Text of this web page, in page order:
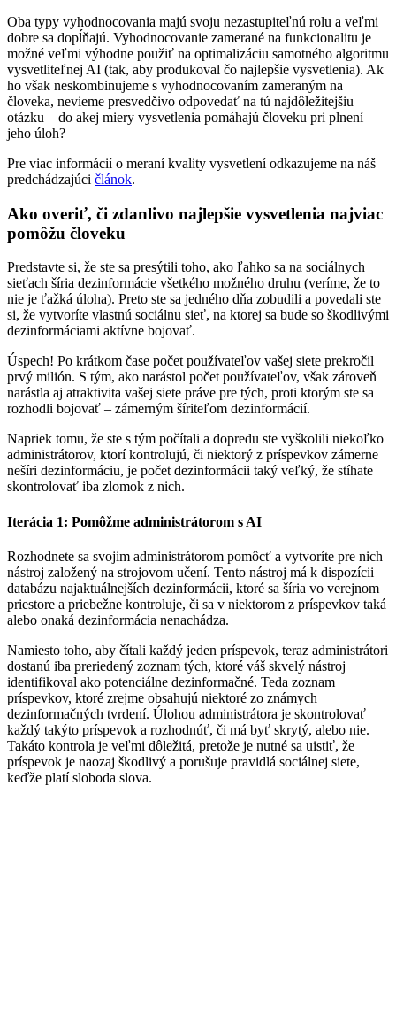
Oba typy vyhodnocovania majú svoju nezastupiteľnú rolu a veľmi
dobre sa dopĺňajú. Vyhodnocovanie zamerané na funkcionalitu je
možné veľmi výhodne použiť na optimalizáciu samotného algoritmu
vysvetliteľnej AI (tak, aby produkoval čo najlepšie vysvetlenia). Ak
ho však neskombinujeme s vyhodnocovaním zameraným na
človeka, nevieme presvedčivo odpovedať na tú najdôležitejšiu
otázku – do akej miery vysvetlenia pomáhajú človeku pri plnení
jeho úloh?
Pre viac informácií o meraní kvality vysvetlení odkazujeme na náš
predchádzajúci článok.
Ako overiť, či zdanlivo najlepšie vysvetlenia najviac
pomôžu človeku
Predstavte si, že ste sa presýtili toho, ako ľahko sa na sociálnych
sieťach šíria dezinformácie všetkého možného druhu (veríme, že to
nie je ťažká úloha). Preto ste sa jedného dňa zobudili a povedali ste
si, že vytvoríte vlastnú sociálnu sieť, na ktorej sa bude so škodlivými
dezinformáciami aktívne bojovať.
Úspech! Po krátkom čase počet používateľov vašej siete prekročil
prvý milión. S tým, ako narástol počet používateľov, však zároveň
narástla aj atraktivita vašej siete práve pre tých, proti ktorým ste sa
rozhodli bojovať – zámerným šíriteľom dezinformácií.
Napriek tomu, že ste s tým počítali a dopredu ste vyškolili niekoľko
administrátorov, ktorí kontrolujú, či niektorý z príspevkov zámerne
nešíri dezinformáciu, je počet dezinformácii taký veľký, že stíhate
skontrolovať iba zlomok z nich.
Iterácia 1: Pomôžme administrátorom s AI
Rozhodnete sa svojim administrátorom pomôcť a vytvoríte pre nich
nástroj založený na strojovom učení. Tento nástroj má k dispozícii
databázu najaktuálnejších dezinformácii, ktoré sa šíria vo verejnom
priestore a priebežne kontroluje, či sa v niektorom z príspevkov taká
alebo onaká dezinformácia nenachádza.
Namiesto toho, aby čítali každý jeden príspevok, teraz administrátori
dostanú iba preriedený zoznam tých, ktoré váš skvelý nástroj
identifikoval ako potenciálne dezinformačné. Teda zoznam
príspevkov, ktoré zrejme obsahujú niektoré zo známych
dezinformačných tvrdení. Úlohou administrátora je skontrolovať
každý takýto príspevok a rozhodnúť, či má byť skrytý, alebo nie.
Takáto kontrola je veľmi dôležitá, pretože je nutné sa uistiť, že
príspevok je naozaj škodlivý a porušuje pravidlá sociálnej siete,
keďže platí sloboda slova.